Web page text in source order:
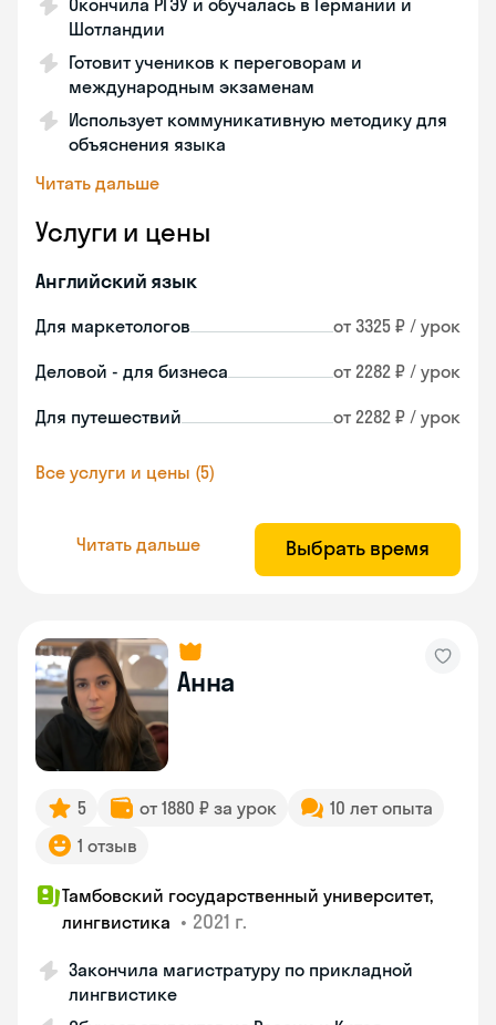
Окончила РГЭУ и обучалась в Германии и
Шотландии
Готовит учеников к переговорам и
международным экзаменам
Использует коммуникативную методику для
объяснения языка
Читать дальше
Услуги и цены
Английский язык
Для маркетологов от 3325 ₽ / урок
Деловой - для бизнеса от 2282 ₽ / урок
Для путешествий от 2282 ₽ / урок
Все услуги и цены (5)
Читать дальше Выбрать время
Анна
5 от 1880 ₽ за урок
10 лет опыта
1 отзыв
Тамбовский государственный университет,
лингвистика • 2021 г.
Закончила магистратуру по прикладной
лингвистике